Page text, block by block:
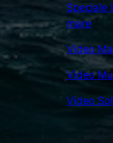
Speciale
mare
Video
Video
Video